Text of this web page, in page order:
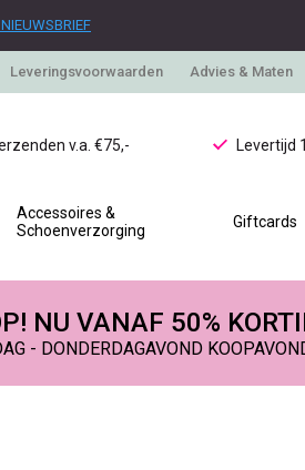
Leveringsvoorwaarden Advies & Maten
v.a. €75,- Levertijd
Accessoires &
Schoenverzorging
Giftcards
NU VANAF 50%
- DONDERDAGAVOND